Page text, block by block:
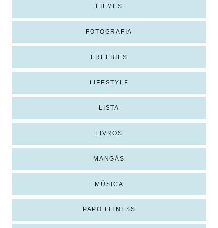
FILMES
FOTOGRAFIA
FREEBIES
LIFESTYLE
LISTA
LIVROS
MANGÁS
MÚSICA
PAPO FITNESS